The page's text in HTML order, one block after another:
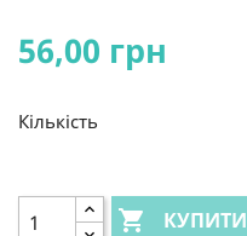
56,00 грн
Кількість
 КУПИТИ